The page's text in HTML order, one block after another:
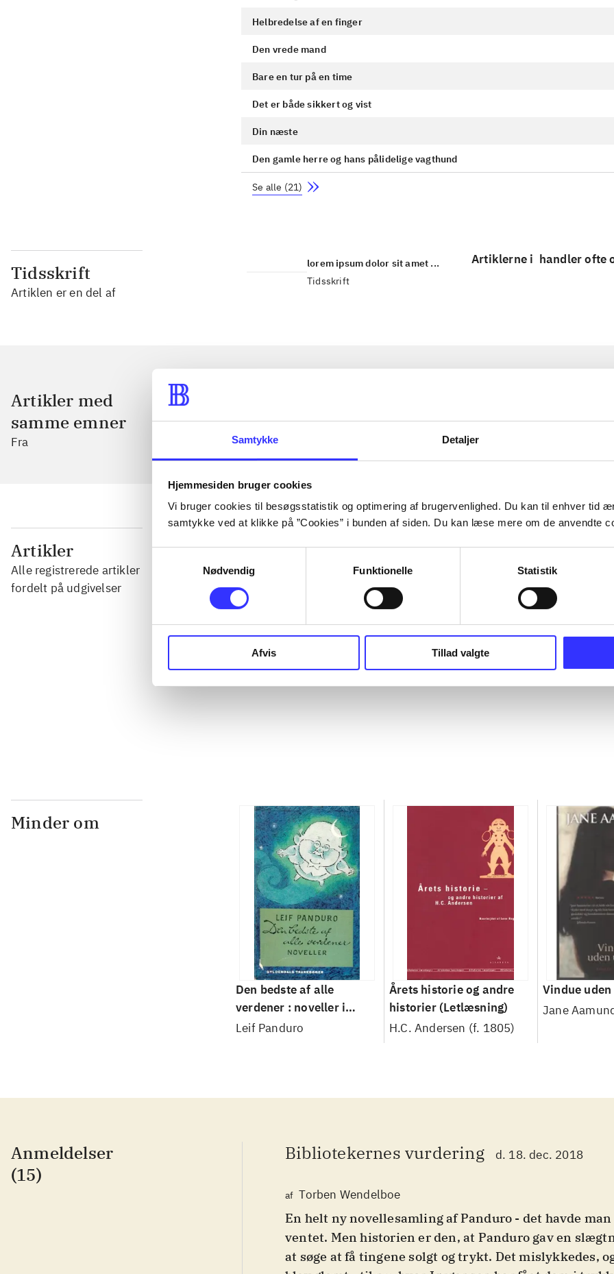
Samtykke Detaljer
Hjemmesiden bruger cookies
Vi bruger cookies til besøgsstatistik og optimering af brugervenlighed. Du kan til enhver tid
samtykke ved at klikke på ”Cookies” i bunden af siden. Du kan læse mere om de anvendte
Nødvendig
Funktionelle Statistik
Afvis Tillad valgte
Helbredelse af en finger
Den vrede mand
Bare en tur på en time
Det er både sikkert og vist
Din næste
Den gamle herre og hans pålidelige vagthund
Se alle (21)
Tidsskrift
Artiklen er en del af
lorem ipsum dolor sit amet ...
Tidsskrift
Artiklerne i handler ofte
Artikler med
samme emner
Fra
Artikler
Alle registrerede artikler
fordelt på udgivelser
...
...
Minder om
Den bedste af alle
verdener : noveller i
udvalg
Leif Panduro
Årets historie og andre
historier (Letlæsning)
H.C. Andersen (f. 1805)
Vindue
Jane
Anmeldelser
(15)
Bibliotekernes vurdering d. 18. dec. 2018
af Torben Wendelboe
En helt ny novellesamling af Panduro - det havde
ventet. Men historien er den, at Panduro gav en
at søge at få tingene solgt og trykt. Det mislykkedes,